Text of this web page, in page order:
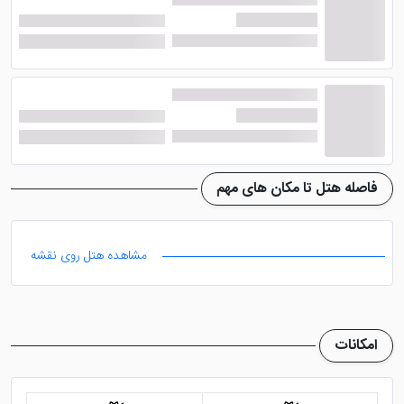
داشتنی ایجاد شده که مهمانان می توانند با قرار گرفتن در
آن، از آرامش دریا در کنار یک نوشیدنی گرم لذت ببرند.
ناگفته نماند که این واحد های اقامتی در هتل تنها به زیبایی
فضا محدود نمی شوند و امکانات رفاهی نیز به طور کامل در
اختیار مهمانان مقیم قرار می گیرد. حمام مجهز، سرویس
بهداشتی فرنگی، تلویزیون صفحه تخت، قهوه ساز، مبلمان
راحتی و ..... از جمله این امکانات محسوب می شوند.
بسفرس استانبول، منوی متنوع و
هتل د سنترال پالاس بسفرس استانبول
های چهار ستاره در فضای خود یک رستوران را ایجاد کرده
فاصله هتل تا مکان های مهم
مشاهده هتل روی نقشه
امکانات